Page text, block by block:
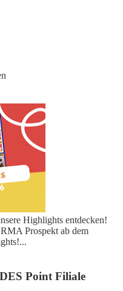
Highlights entdecken!
Prospekt ab dem
...
Point Filiale